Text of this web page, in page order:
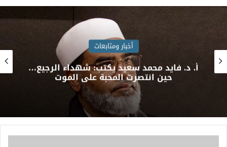
أخبار ومتابعات
أ. د. فايد محمد سعيد يكتب: شهداء الرجيع…
حين انتصرت المحبة على الموت